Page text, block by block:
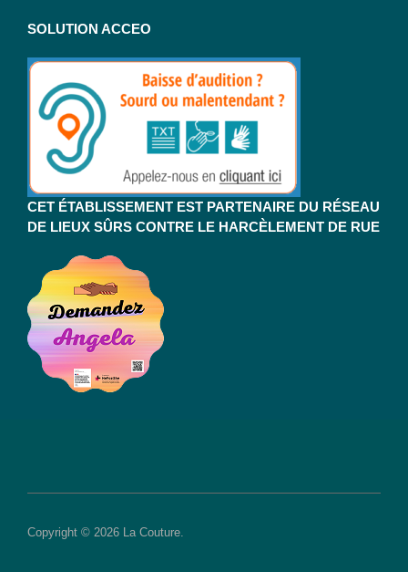
SOLUTION ACCEO
CET ÉTABLISSEMENT EST PARTENAIRE DU RÉSEAU
DE LIEUX SÛRS CONTRE LE HARCÈLEMENT DE RUE
Copyright © 2026 La Couture.